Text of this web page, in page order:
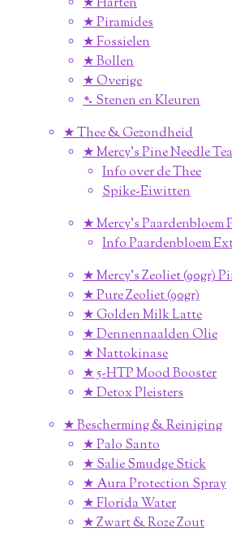
★ Piramides
★ Fossielen
★ Bollen
★ Overige
➴ Stenen en Kleuren
★ Thee & Gezondheid
★ Mercy's Pine Needle Tea
Info over de Thee
Spike-Eiwitten
★ Mercy's Paardenbloem
Info Paardenbloem
★ Mercy's Zeoliet (90gr)
★ Pure Zeoliet (90gr)
★ Golden Milk Latte
★ Dennennaalden Olie
★ Nattokinase
★ 5-HTP Mood Booster
★ Detox Pleisters
★ Bescherming & Reiniging
★ Palo Santo
★ Salie Smudge Stick
★ Aura Protection Spray
★ Florida Water
★ Zwart & Roze Zout